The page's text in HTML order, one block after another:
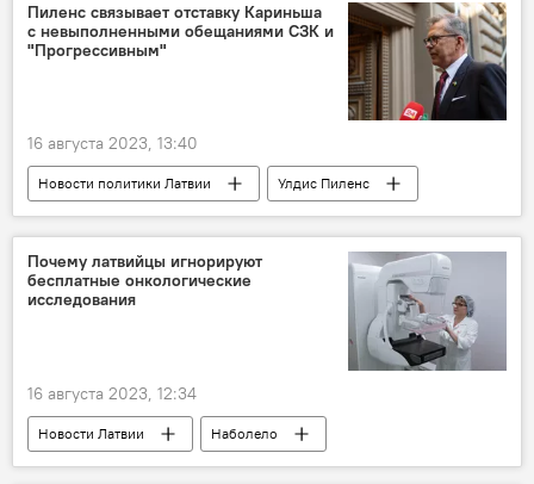
Пиленс связывает отставку Кариньша
с невыполненными обещаниями СЗК и
"Прогрессивным"
16 августа 2023, 13:40
Новости политики Латвии
Улдис Пиленс
Кришьянис Кариньш
коалиция
Почему латвийцы игнорируют
бесплатные онкологические
исследования
16 августа 2023, 12:34
Новости Латвии
Наболело
онкология